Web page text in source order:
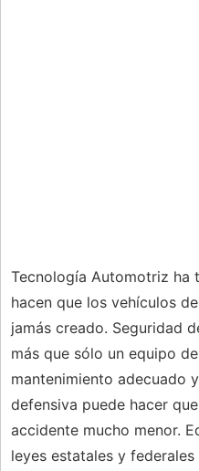
Tecnología Automotriz ha
hacen que los vehículos
jamás creado. Seguridad
más que sólo un equipo
mantenimiento adecuado
defensiva puede hacer
accidente mucho menor.
leyes estatales y